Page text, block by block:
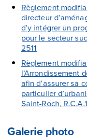
Règlement
directeur
d’y intégrer un
pour le secteur
2511
Règlement
l’Arrondissement
afin d’assurer sa
particulier
Saint-Roch,
Galerie photo